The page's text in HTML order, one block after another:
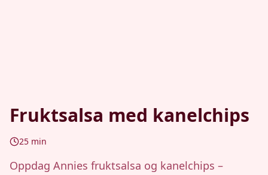
Fruktsalsa med kanelchips
25 min
Oppdag Annies fruktsalsa og kanelchips –